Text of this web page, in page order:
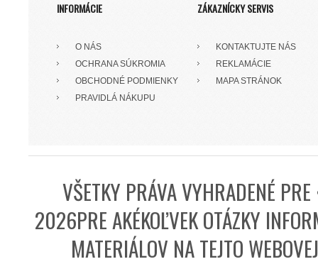
INFORMÁCIE
O NÁS
OCHRANA SÚKROMIA
OBCHODNÉ PODMIENKY
PRAVIDLÁ NÁKUPU
ZÁKAZNÍCKY SERVIS
KONTAKTUJTE NÁS
REKLAMÁCIE
MAPA STRÁNOK
VŠETKY PRÁVA VYHRADENÉ
2026PRE AKÉKOĽVEK OTÁZKY
MATERIÁLOV NA TEJTO